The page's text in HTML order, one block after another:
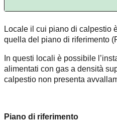
Locale il cui piano di calpestio
quella del piano di riferimento
In questi locali è possibile
alimentati con gas a densità
calpestio non presenta
Piano di riferimento